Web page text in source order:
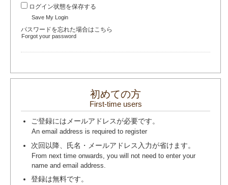
ログイン状態を保存する
Save My Login
パスワードを忘れた場合はこちら
Forgot your password
初めての方
First-time users
ご登録にはメールアドレスが必要です。
An email address is required to register
次回以降、氏名・メールアドレス入力が省けます。
From next time onwards, you will not need to enter your
name and email address.
登録は無料です。